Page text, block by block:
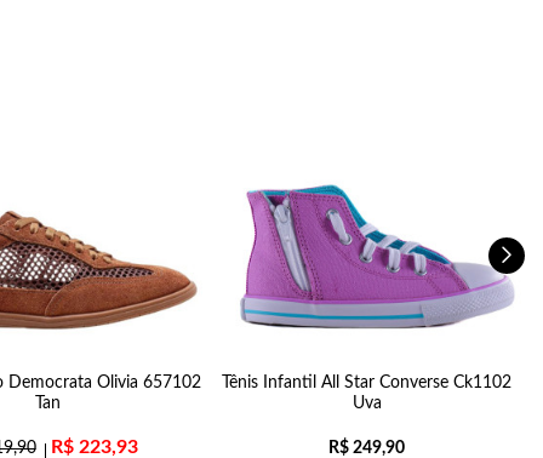
Democrata Olivia 657102
Tan
R$223,93
Tênis Infantil All Star Converse Ck1102
Uva
R$ 249,90